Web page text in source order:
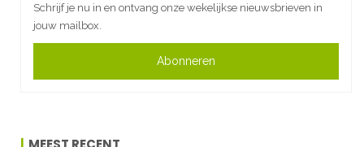
Schrijf je nu in en ontvang onze wekelijkse nieuwsbrieven in
jouw mailbox.
Abonneren